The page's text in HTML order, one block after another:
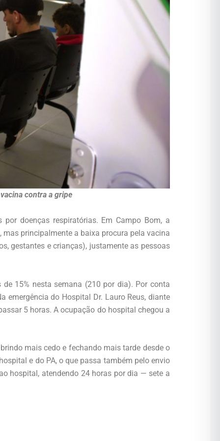
contra a gripe
doenças respiratórias. Em Campo Bom, a
principalmente a baixa procura pela vacina
gestantes e crianças), justamente as pessoas
15% nesta semana (210 por dia). Por conta
emergência do Hospital Dr. Lauro Reus, diante
5 horas. A ocupação do hospital chegou a
mais cedo e fechando mais tarde desde o
e do PA, o que passa também pelo envio
hospital, atendendo 24 horas por dia — sete a